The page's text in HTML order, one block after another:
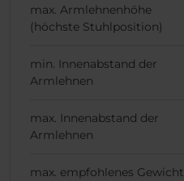
max. Armlehnenhöhe
(höchste Stuhlposition)
min. Innenabstand der
Armlehnen
max. Innenabstand der
Armlehnen
max. empfohlenes Gewicht